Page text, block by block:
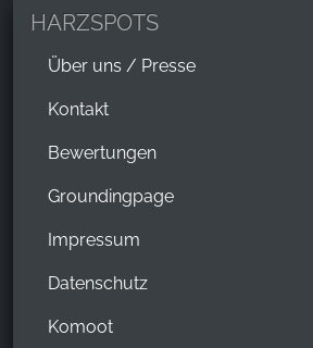
HARZSPOTS
Über uns / Presse
Kontakt
Bewertungen
Groundingpage
Impressum
Datenschutz
Komoot